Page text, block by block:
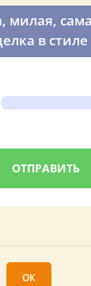
милая,
в
ОК